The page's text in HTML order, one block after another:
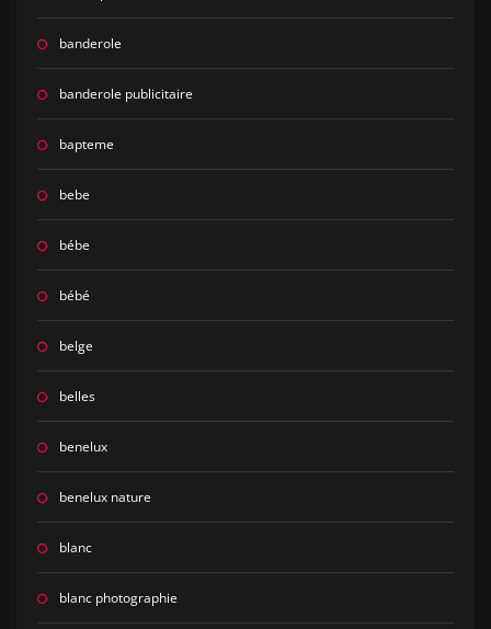
banderole
banderole publicitaire
bapteme
bebe
bébe
bébé
belge
belles
benelux
benelux nature
blanc
blanc photographie